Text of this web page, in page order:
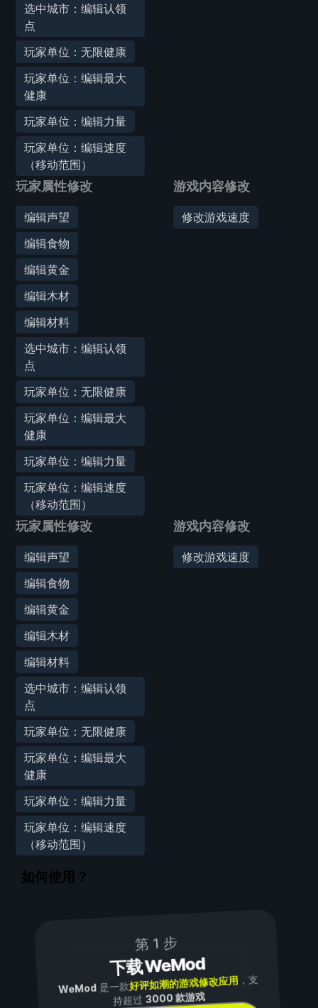
选中城市：编辑认领
点
玩家单位：无限健康
玩家单位：编辑最大
健康
玩家单位：编辑力量
玩家单位：编辑速度
（移动范围）
玩家属性修改
编辑声望
编辑食物
编辑黄金
编辑木材
编辑材料
选中城市：编辑认领
点
玩家单位：无限健康
玩家单位：编辑最大
健康
玩家单位：编辑力量
玩家单位：编辑速度
（移动范围）
游戏内容修改
修改游戏速度
玩家属性修改
编辑声望
编辑食物
编辑黄金
编辑木材
编辑材料
选中城市：编辑认领
点
玩家单位：无限健康
玩家单位：编辑最大
健康
玩家单位：编辑力量
玩家单位：编辑速度
（移动范围）
游戏内容修改
修改游戏速度
如何使用？
第 1 步
下载 WeMod
WeMod是一款好评如潮的游戏修改应用 ，支
持超过3000 款游戏